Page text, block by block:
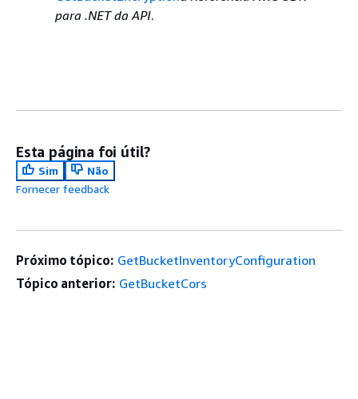
para .NET da API.
Esta página foi útil?
Sim
Não
Fornecer feedback
Próximo tópico: GetBucketInventoryConfiguration
Tópico anterior: GetBucketCors